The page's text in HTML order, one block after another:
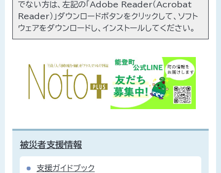
でない方は、左記の「Adobe Reader（Acrobat
Reader）」ダウンロードボタンをクリックして、ソフト
ウェアをダウンロードし、インストールしてください。
被災者支援情報
支援ガイドブック